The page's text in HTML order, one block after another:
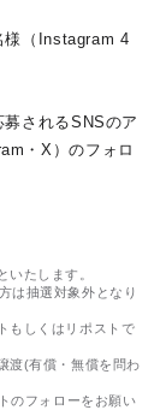
様（Instagram 4
されるSNSのア
・X）のフォロ
たします。
は抽選対象外となり
もしくはリポストで
渡(有償・無償を問わ
のフォローをお願い